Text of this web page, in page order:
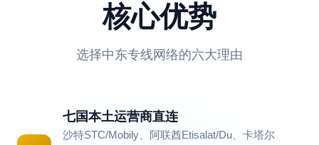
核心优势
选择中东专线网络的六大理由
七国本土运营商直连
沙特STC/Mobily、阿联酋Etisalat/Du、卡塔尔